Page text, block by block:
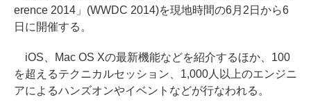
erence 2014」(WWDC 2014)を現地時間の6月2日から6
日に開催する。
iOS、Mac OS Xの最新機能などを紹介するほか、100
を超えるテクニカルセッション、1,000人以上のエンジニ
アによるハンズオンやイベントなどが行なわれる。